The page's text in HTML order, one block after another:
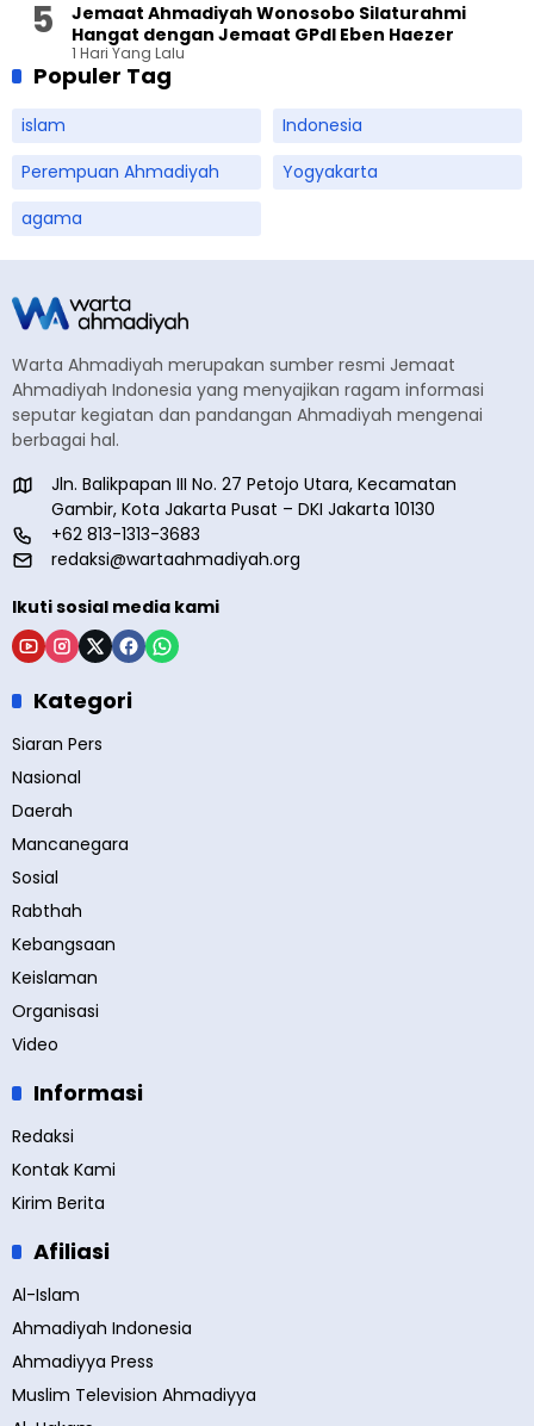
Jemaat Ahmadiyah Wonosobo Silaturahmi
Hangat dengan Jemaat GPdI Eben Haezer
1 Hari Yang Lalu
Populer Tag
islam
Indonesia
Perempuan Ahmadiyah
Yogyakarta
agama
Warta Ahmadiyah merupakan sumber resmi Jemaat
Ahmadiyah Indonesia yang menyajikan ragam informasi
seputar kegiatan dan pandangan Ahmadiyah mengenai
berbagai hal.
Jln. Balikpapan III No. 27 Petojo Utara, Kecamatan
Gambir, Kota Jakarta Pusat – DKI Jakarta 10130
+62 813-1313-3683
redaksi@wartaahmadiyah.org
Ikuti sosial media kami
Kategori
Siaran Pers
Nasional
Daerah
Mancanegara
Sosial
Rabthah
Kebangsaan
Keislaman
Organisasi
Video
Informasi
Redaksi
Kontak Kami
Kirim Berita
Afiliasi
Al-Islam
Ahmadiyah Indonesia
Ahmadiyya Press
Muslim Television Ahmadiyya